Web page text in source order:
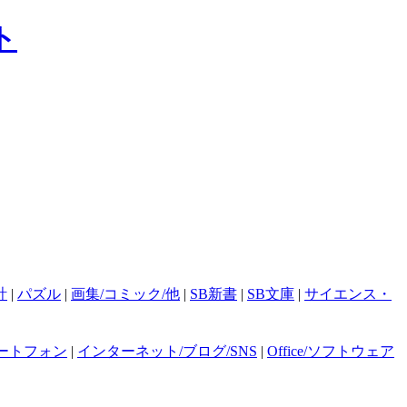
| パズル | 画集/コミック/他 | SB新書 | SB文庫 | サイエンス・
トフォン | インターネット/ブログ/SNS | Office/ソフトウェア